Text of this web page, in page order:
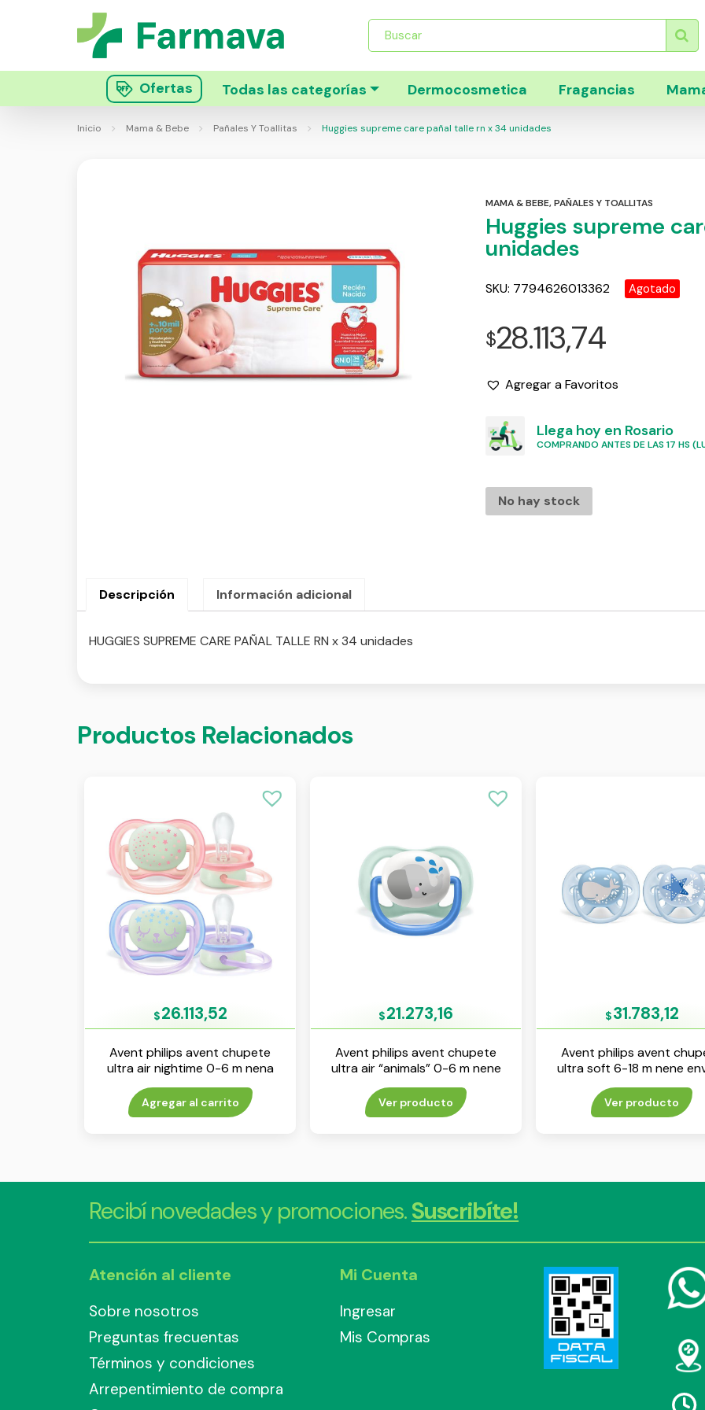
Búsqueda
productos
Ofertas Todas las categorías Dermocosmetica Fragancias
Inicio Mama & Bebe Pañales Y Toallitas Huggies supreme care pañal talle rn x 34 unidades
MAMA & BEBE,PAÑALES Y TOALLITAS
Huggies supreme
unidades
SKU: 7794626013362 Agotado
$28.113,74
Agregar a Favoritos
Llega hoy en Rosario
COMPRANDO ANTES DE LAS 17 HS
No hay stock
Descripción Información adicional
HUGGIES SUPREME CARE PAÑAL TALLE RN x 34 unidades
Productos Relacionados
$26.113,52
Avent philips avent chupete
ultra air nightime 0-6 m nena
env x 2
Agregar al carrito
$21.273,16
Avent philips avent chupete
ultra air “animals” 0-6 m nene
env x 1
Ver producto
$31.783,12
Avent philips avent
ultra soft 6-18 m nene
Ver producto
Recibí novedades y promociones.Suscribíte!
Atención al cliente
Sobre nosotros
Preguntas frecuentas
Términos y condiciones
Arrepentimiento de compra
Mi Cuenta
Ingresar
Mis Compras